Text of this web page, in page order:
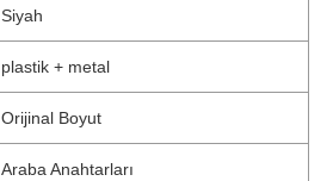
Siyah
plastik + metal
Orijinal Boyut
Araba Anahtarları